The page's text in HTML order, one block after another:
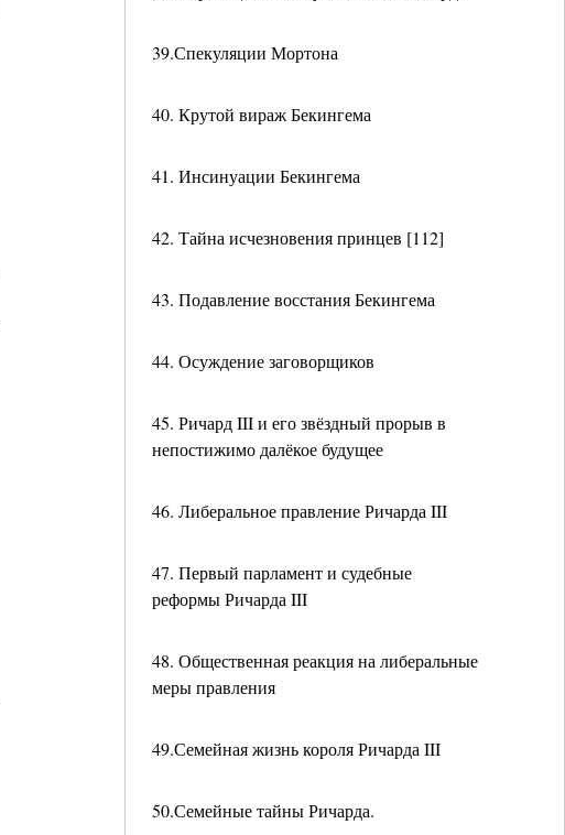
39.Спекуляции Мортона
40. Крутой вираж Бекингема
41. Инсинуации Бекингема
42. Тайна исчезновения принцев [112]
43. Подавление восстания Бекингема
44. Осуждение заговорщиков
45. Ричард III и его звёздный прорыв в
непостижимо далёкое будущее
46. Либеральное правление Ричарда III
47. Первый парламент и судебные
реформы Ричарда III
48. Общественная реакция на либеральные
меры правления
49.Семейная жизнь короля Ричарда III
50.Семейные тайны Ричарда.